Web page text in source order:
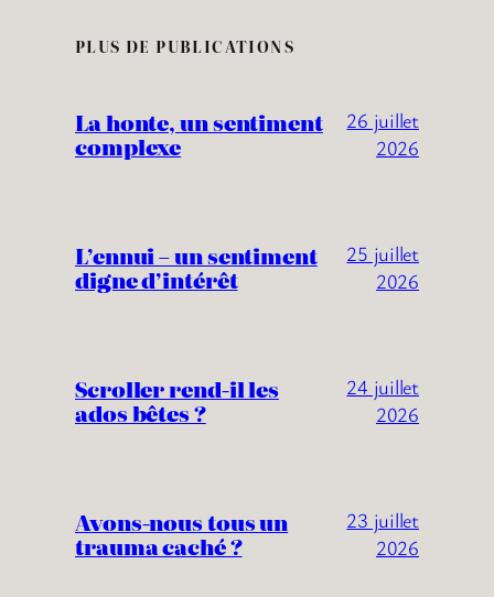
PLUS DE PUBLICATIONS
La honte, un sentiment
complexe
26 juillet
2026
L’ennui – un sentiment
digne d’intérêt
25 juillet
2026
Scroller rend-il les
ados bêtes ?
24 juillet
2026
Avons-nous tous un
trauma caché ?
23 juillet
2026